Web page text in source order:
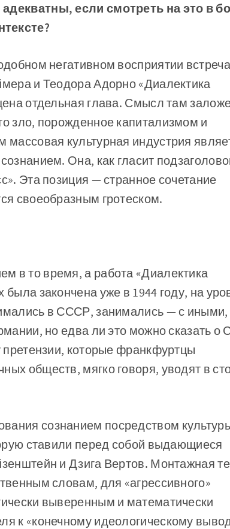
если смотреть на это в
негативном восприятии
и Теодора Адорно «Диалектика
отдельная глава. Смысл там
зло, порожденное капитализмом и
культурная индустрия
Она, как гласит
Эта позиция — странное сочетание
своеобразным гротеском.
в то время, а работа «Диалектика
закончена уже в 1944 году, на
в СССР, занимались — с иными,
но едва ли это можно сказать о
претензии, которые франкфуртцы
обществ, мягко говоря, уводят в
сознанием посредством
ставили перед собой выдающиеся
и Дзига Вертов. Монтажная
словам, для «агрессивного»
выверенным и математически
к «конечному идеологическому